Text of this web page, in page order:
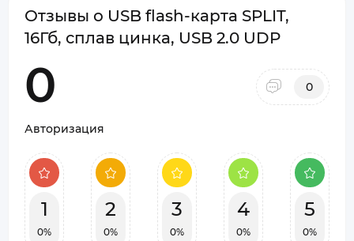
Отзывы о USB flash-карта SPLIT,
16Гб, сплав цинка, USB 2.0 UDP
0 0
Авторизация
1
0%
2
0%
3
0%
4
0%
5
0%